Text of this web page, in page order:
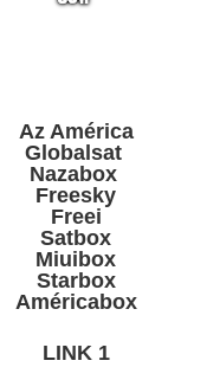
Az América
Globalsat
Nazabox
Freesky
Freei
Satbox
Miuibox
Starbox
Américabox
LINK 1